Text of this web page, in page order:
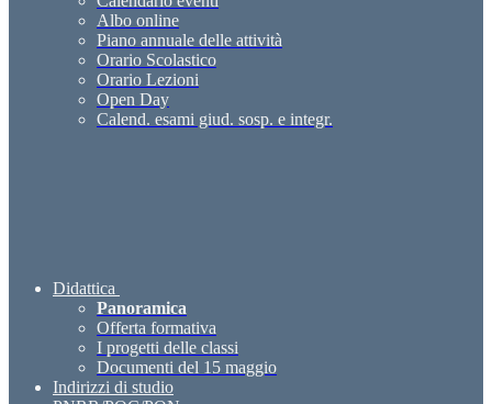
Albo online
Piano annuale delle attività
Orario Scolastico
Orario Lezioni
Open Day
Calend. esami giud. sosp. e integr.
Didattica
Panoramica
Offerta formativa
I progetti delle classi
Documenti del 15 maggio
Indirizzi di studio